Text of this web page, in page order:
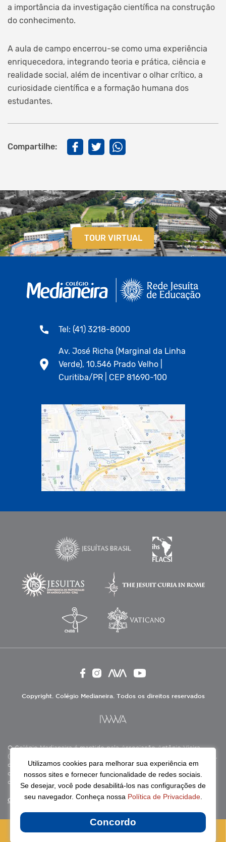
a importância da investigação científica na construção
do conhecimento.
A aula de campo encerrou-se como uma experiência
enriquecedora, integrando teoria e prática, ciência e
realidade social, além de incentivar o olhar crítico, a
curiosidade científica e a formação humana dos
estudantes.
Compartilhe:
TOUR VIRTUAL
Tel: (41) 3218-8000
Av. José Richa (Marginal da Linha
Verde), 10.546 Prado Velho |
Curitiba/PR | CEP 81690-100
Copyright. Colégio Medianeira. Todos os direitos reservados
O Colégio Medianeira é mantido pela Associação Antônio Vieira
(ASAV), instituição de direito privado sem fins lucrativos, filantrópica,
de natureza educativa, cultural, assistencial e beneficente, certificada
como Entidade Beneficente de Assistência Social (CEBAS), nas áreas
de educação e assistência social.
Continue lendo
Utilizamos cookies para melhorar sua experiência em
nossos sites e fornecer funcionalidade de redes sociais.
Se desejar, você pode desabilitá-los nas configurações de
seu navegador. Conheça nossa Política de Privacidade.
Concordo